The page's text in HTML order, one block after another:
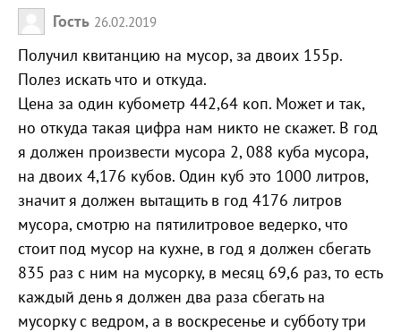
Гость 26.02.2019
Получил квитанцию на мусор, за двоих 155р.
Полез искать что и откуда.
Цена за один кубометр 442,64 коп. Может и так,
но откуда такая цифра нам никто не скажет. В год
я должен произвести мусора 2, 088 куба мусора,
на двоих 4,176 кубов. Один куб это 1000 литров,
значит я должен вытащить в год 4176 литров
мусора, смотрю на пятилитровое ведерко, что
стоит под мусор на кухне, в год я должен сбегать
835 раз с ним на мусорку, в месяц 69,6 раз, то есть
каждый день я должен два раза сбегать на
мусорку с ведром, а в воскресенье и субботу три